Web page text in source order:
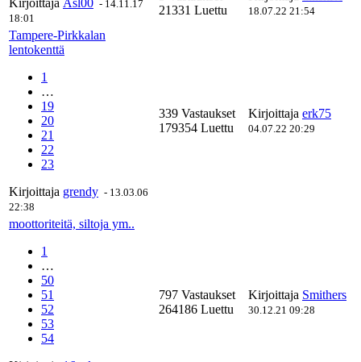
Kirjoittaja Asl00 - 14.11.17
18:01
21331 Luettu
18.07.22 21:54
Tampere-Pirkkalan
lentokenttä
1
…
19
20
21
22
23
Kirjoittaja grendy - 13.03.06
22:38
339 Vastaukset
179354 Luettu
Kirjoittaja erk75
04.07.22 20:29
moottoriteitä, siltoja ym..
1
…
50
51
52
53
54
797 Vastaukset
264186 Luettu
Kirjoittaja Smithers
30.12.21 09:28